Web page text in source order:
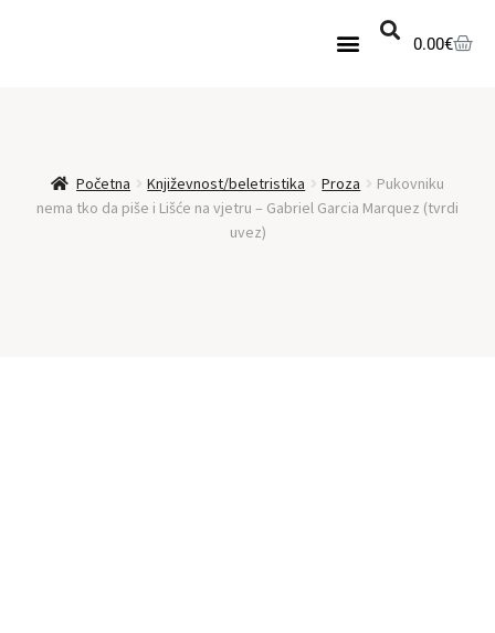
0.00€
Početna Književnost/beletristika Proza
Pukovniku
nema tko da piše i Lišće na vjetru – Gabriel Garcia Marquez (tvrdi
uvez)